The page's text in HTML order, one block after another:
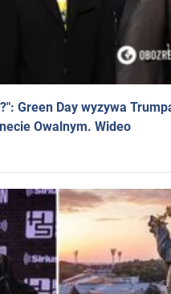
Green Day wyzywa
Owalnym. Wideo